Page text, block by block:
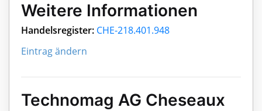
Weitere Informationen
Handelsregister: CHE-218.401.948
Eintrag ändern
Technomag AG Cheseaux